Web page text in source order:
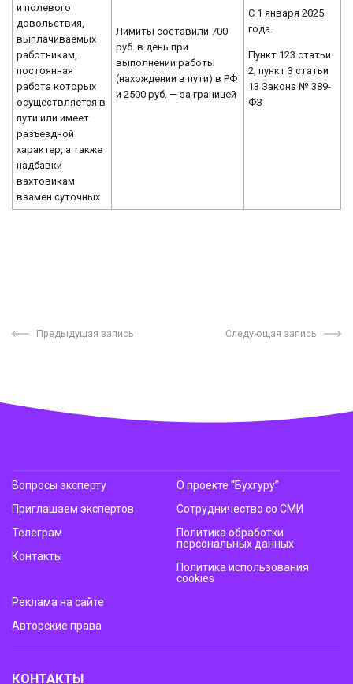
и полевого
довольствия,
выплачиваемых
работникам,
постоянная
работа которых
осуществляется в
пути или имеет
разъездной
характер, а также
надбавки
вахтовикам
взамен суточных
Лимиты составили 700
руб. в день при
выполнении работы
(нахождении в пути) в РФ
и 2500 руб. — за границей
С 1 января 2025
года.
Пункт 123 статьи
2, пункт 3 статьи
13 Закона № 389-
ФЗ
Предыдущая запись Следующая запись
Вопросы эксперту
Приглашаем экспертов
Телеграм
Контакты
О проекте “Бухгуру”
Сотрудничество со СМИ
Политика обработки
персональных данных
Политика использования
cookies
Реклама на сайте
Авторские права
КОНТАКТЫ